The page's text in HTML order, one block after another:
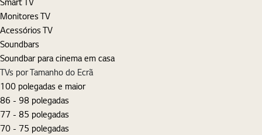
Monitores TV
Acessórios TV
Soundbars
Soundbar para cinema em casa
TVs por Tamanho do Ecrã
100 polegadas e maior
86 - 98 polegadas
77 - 85 polegadas
70 - 75 polegadas